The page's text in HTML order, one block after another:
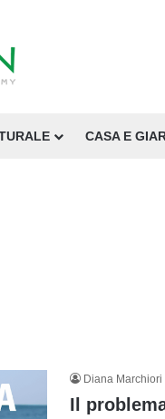
CASA E
Diana Marchiori
Il